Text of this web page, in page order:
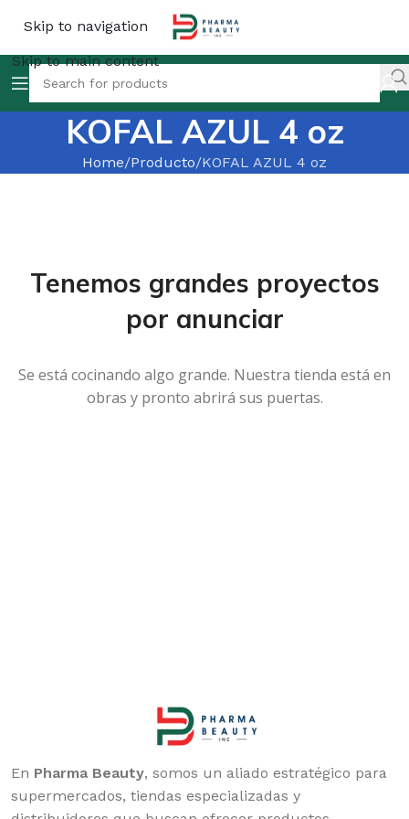
Skip to navigation
Skip to main content
KOFAL AZUL 4 oz
Home Producto KOFAL AZUL 4 oz
Tenemos grandes proyectos
por anunciar
Se está cocinando algo grande. Nuestra tienda está en
obras y pronto abrirá sus puertas.
En Pharma Beauty, somos un aliado estratégico para
supermercados, tiendas especializadas y